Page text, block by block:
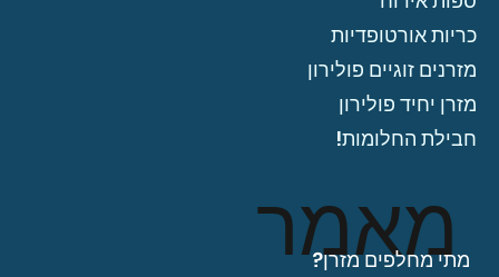
כריות אורטופדיות
מזרנים זוגיים פולירון
מזרן יחיד פולירון
חבילת החלומות!
מאמר
מתי מחלפים מזרן?